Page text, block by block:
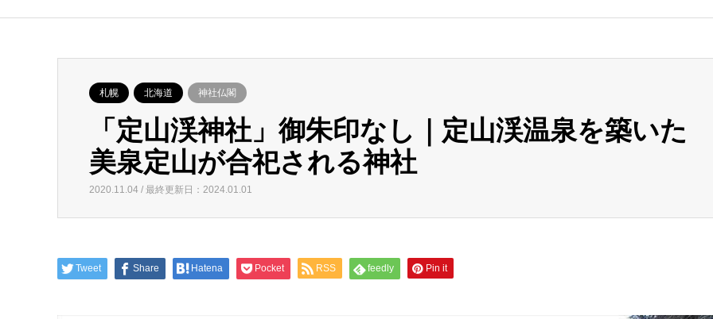
札幌 北海道 神社仏閣
「定山渓神社」御朱印なし｜定山渓温泉を築いた
美泉定山が合祀される神社
2020.11.04 / 最終更新日：2024.01.01
Tweet Share Hatena Pocket RSS feedly Pin it